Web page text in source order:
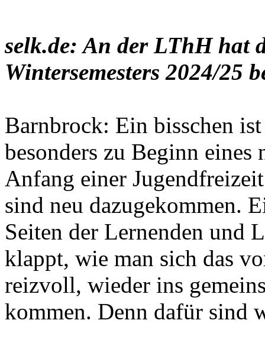
selk.de: An der LThH hat
Wintersemesters 2024/25
Barnbrock: Ein bisschen
besonders zu Beginn eines
Anfang einer
sind neu dazugekommen.
Seiten der Lernenden und
klappt, wie man sich das
reizvoll, wieder ins
kommen. Denn dafür sind